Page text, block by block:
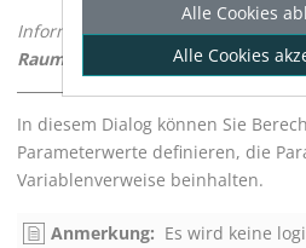
Informationen zum Dialog
Raumbuch
In diesem Dialog können Sie
Parameterwerte definieren, die
Variablenverweise beinhalten.
Anmerkung: Es wird keine
Alle Cookies
Alle Cookies